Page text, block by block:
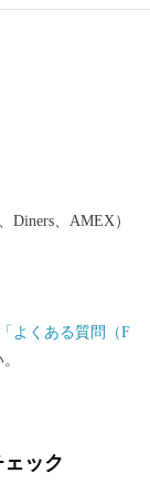
伝統や物語が一
やまぐち号。 全
車が運行してい
しい田園風景の
貴婦人」の愛称
Diners、AMEX）
「よくある質問（F
ック